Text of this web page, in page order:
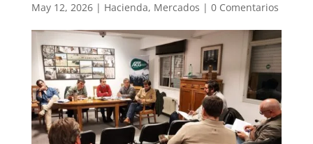
May 12, 2026| Hacienda, Mercados | 0 Comentarios